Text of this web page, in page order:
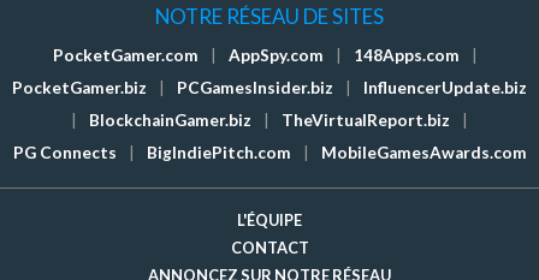
NOTRE RÉSEAU DE SITES
PocketGamer.com AppSpy.com 148Apps.com
PocketGamer.biz
PCGamesInsider.biz
InfluencerUpdate.biz
BlockchainGamer.biz TheVirtualReport.biz
PG Connects
BigIndiePitch.com MobileGamesAwards.com
L'ÉQUIPE
CONTACT
ANNONCEZ SUR NOTRE RÉSEAU